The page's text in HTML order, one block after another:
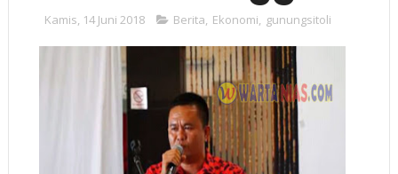
Kamis, 14 Juni 2018 Berita, Ekonomi, gunungsitoli